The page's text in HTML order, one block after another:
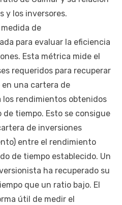
y los inversores.
de
para evaluar la eficiencia
Esta métrica mide el
requeridos para recuperar
una cartera de
los rendimientos obtenidos
tiempo. Esto se consigue
de inversiones
entre el rendimiento
de tiempo establecido. Un
ha recuperado su
que un ratio bajo. El
útil de medir el